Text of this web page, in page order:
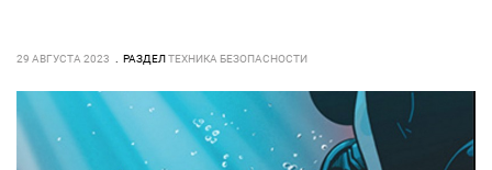
29 АВГУСТА 2023 РАЗДЕЛТЕХНИКА БЕЗОПАСНОСТИ